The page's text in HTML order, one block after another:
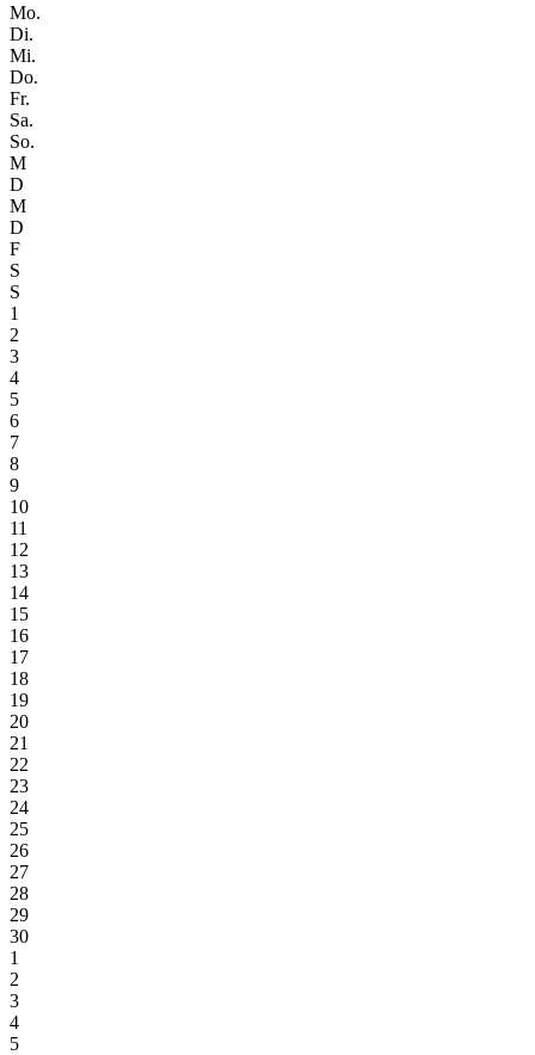
Mo.
Di.
Mi.
Do.
Fr.
Sa.
So.
M
D
M
D
F
S
S
1
2
3
4
5
6
7
8
9
10
11
12
13
14
15
16
17
18
19
20
21
22
23
24
25
26
27
28
29
30
1
2
3
4
5